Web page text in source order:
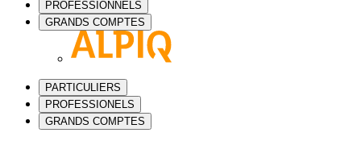
PROFESSIONNELS
GRANDS COMPTES
PARTICULIERS
PROFESSIONELS
GRANDS COMPTES